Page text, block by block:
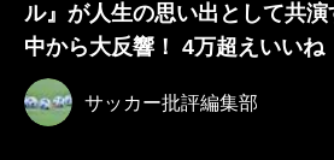
ル』が人生の思い出として共
中から大反響！ 4万超えいいね
サッカー批評編集部